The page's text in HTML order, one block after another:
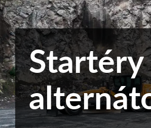
Startéry